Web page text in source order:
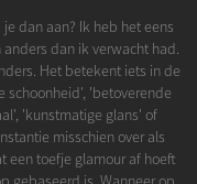
dan aan? Ik heb het eens
dan ik verwacht had.
Het betekent iets in de
schoonheid', 'betoverende
'kunstmatige glans' of
misschien over als
een toefje glamour af hoeft